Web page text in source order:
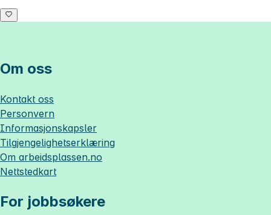
Om oss
Kontakt oss
Personvern
Informasjonskapsler
Tilgjengelighetserklæring
Om arbeidsplassen.no
Nettstedkart
For jobbsøkere